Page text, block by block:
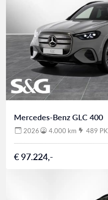
Mercedes-Benz GLC 400
2026 4.000 km 489 PK
€ 97.224,-